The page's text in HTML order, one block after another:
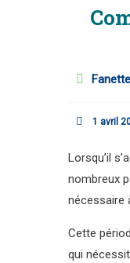
1 avril
Lorsqu’il
nombreux
nécessaire
Cette
qui